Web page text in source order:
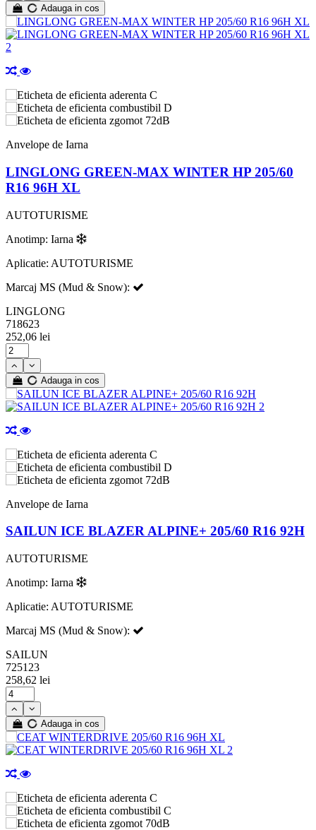
Adauga in cos
C
D
72dB
Anvelope de Iarna
LINGLONG GREEN-MAX WINTER HP 205/60
R16 96H XL
AUTOTURISME
Anotimp: Iarna
Aplicatie: AUTOTURISME
Marcaj MS (Mud & Snow):
LINGLONG
718623
252,06 lei
Adauga in cos
C
D
72dB
Anvelope de Iarna
SAILUN ICE BLAZER ALPINE+ 205/60 R16 92H
AUTOTURISME
Anotimp: Iarna
Aplicatie: AUTOTURISME
Marcaj MS (Mud & Snow):
SAILUN
725123
258,62 lei
Adauga in cos
C
C
70dB